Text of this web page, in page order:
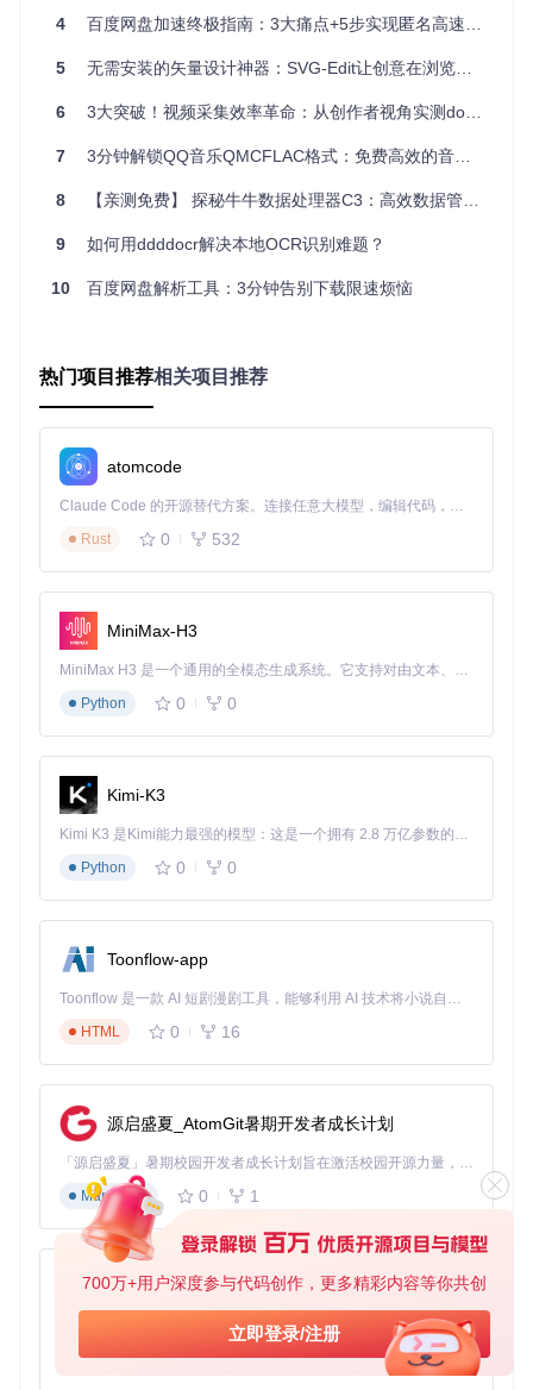
700万+用户深度参与代码创作，更多精彩内容等你共创
立即登录/注册
何功能限制，真正做到了"一次使用，终身受益"。
VERT主页面清晰展示了四大类支持的文件格式，包括图像、
三步完成文件转换：从新手到专家的极简流程
💡第一步：添加文件（3种便捷方式）
rt"区域
添加完成后，每个文件会以独立卡片形式显示，包含预览图、
文件名和当前格式信息。对于图片文件，VERT会自动生成缩
略图，方便用户确认文件内容。
第二步：设置输出格式与参数
在每个文件卡片的下拉菜单中选择目标格式。VERT针对不同
类型文件提供了优化选项：
图像转换
：可选择质量、尺寸和压缩级别
音频转换：可调整比特率、采样率和声道数
文档转换：支持保留原格式排版或优化可读性
视频转换 ：可选择分辨率、帧率和编码方式
对于批量转换需求，可以使用顶部的"Set all to"功能统一设置
格式，大幅提升效率。
点击单个文件卡片上的转换按钮单独处理
使用顶部的"Convert all"按钮批量转换所有文件
转换完成后，可选择单个下载或"Download all as .zip"打包
下载
转换过程中，进度条会实时显示处理状态，大型文件也不会出
现界面卡顿。测试显示，一个50MB的FLAC音频文件转MP3只
需15秒左右，速度远超同类工具。
VERT转换界面展示了多文件同时处理的场景，每个文件独立
显示转换状态和操作选项
四大使用场景：VERT如何解决你的实际问题
摄影师的格式转换助手
专业摄影师小张经常需要处理RAW格式照片，但客户往往要求
JPG格式。使用VERT后，他可以：
批量导入CR2/NEF格式的RAW文件
统一设置输出为JPG格式，质量85%
一键转换并打包下载，省去了打开专业软件的麻烦
"以前用在线工具转换20张照片要等半小时，现在用VERT在本
地处理，同样的文件5分钟就完成了，而且画质损失更小。"小
4 百度网盘加速终极指南：3大痛点+5步实现匿名高速下载
5 无需安装的矢量设计神器：SVG-Edit让创意在浏览器中绽放
6 3大突破！视频采集效率革命：从创作者视角实测douyin-downloader
7 3分钟解锁QQ音乐QMCFLAC格式：免费高效的音频转换神器，让音乐播放自由无阻！
8 【亲测免费】 探秘牛牛数据处理器C3：高效数据管理的得力助手
9 如何用ddddocr解决本地OCR识别难题？
10 百度网盘解析工具：3分钟告别下载限速烦恼
热门项目推荐相关项目推荐
atomcode
Claude Code 的开源替代方案。连接任意大模型，编辑代码，运行命令，自动验证 — 全自动执行。用 Rust 构建，极致性能。 ｜ An open-source alternative to Claude Code. Connect any LLM, edit code, run commands, and verify changes — autonomously. Built in Rust for speed. Get Started
Rust
0 532
MiniMax-H3
MiniMax H3 是一个通用的全模态生成系统。它支持对由文本、图像、视频和音频组成的多模态上下文进行统一理解，并能生成分辨率高达 2K、时长可达 15 秒的带原生立体声音频的视频。得益于面向任务泛化的系统设计，H3 在预训练阶段就已具备广泛的多模态上下文理解与生成能力，能够出色地执行复杂的多模态指令。
Python
0 0
Kimi-K3
Kimi K3 是Kimi能力最强的模型：这是一个拥有 2.8 万亿参数的混合专家（MoE）模型，具备原生视觉理解能力，并支持 100 万 token 的上下文窗口。
Python
0 0
Toonflow-app
Toonflow 是一款 AI 短剧漫剧工具，能够利用 AI 技术将小说自动转化为剧本，并结合 AI 生成的图片和视频，实现高效的短剧创作。借助 Toonflow，可以轻松完成从文字到影像的全流程，让短剧制作变得更加智能与便捷。
HTML
0 16
源启盛夏_AtomGit暑期开发者成长计划
「源启盛夏」暑期校园开发者成长计划旨在激活校园开源力量，通过积分激励、认证扶持、资源倾斜等形式，引导高校组织和开发者完成「入驻 — 建项目 — 做贡献 — 获认证 — 得资源」的完整闭环。无论你是想带领社团入驻平台的组织者，还是希望用代码贡献证明自己的开发者，都能在这里找到属于你的成长路径。
Markdown
0 1
AionUi
免费、本地、开源的 24/7 全天候 Cowork 应用，以及适用于 Gemini CLI、Claude Code、Codex、OpenCode、Qwen Code、Goose CLI、Auggie 等的 OpenClaw | 🌟 喜欢就点star吧
TypeScript
0 6